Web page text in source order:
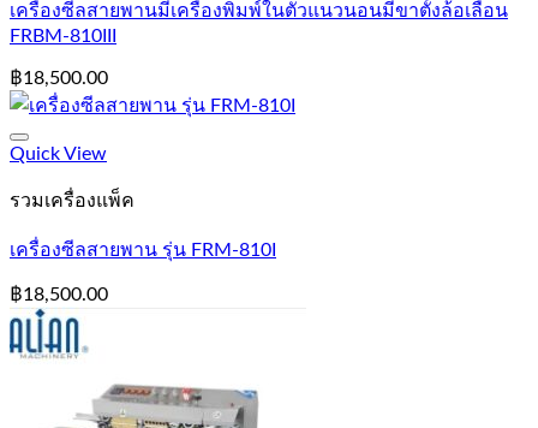
เครื่องซีลสายพานมีเครื่องพิมพ์ในตัวแนวนอนมีขาตั้งล้อเลื่อน
FRBM-810III
฿18,500.00
Quick View
รวมเครื่องแพ็ค
เครื่องซีลสายพาน รุ่น FRM-810I
฿18,500.00